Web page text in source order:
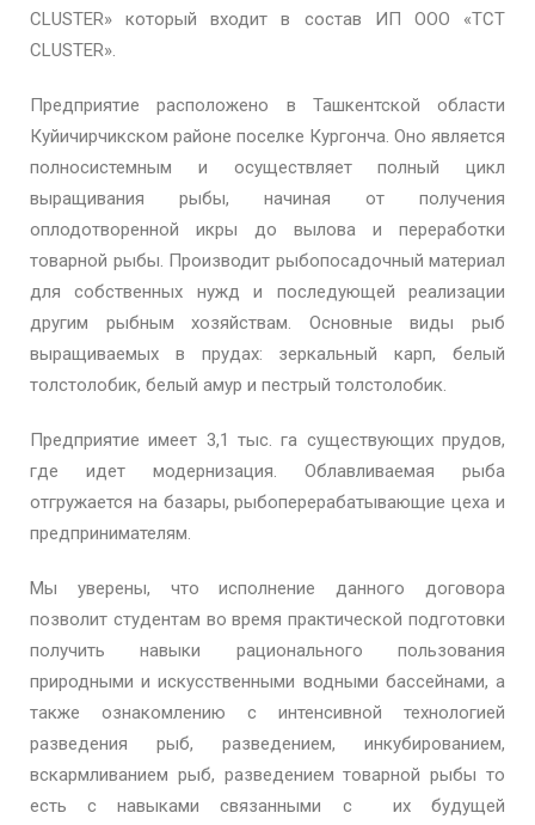
CLUSTER» который входит в состав ИП ООО «TCT
CLUSTER».
Предприятие расположено в Ташкентской области
Куйичирчикском районе поселке Кургонча. Оно является
полносистемным и осуществляет полный цикл
выращивания рыбы, начиная от получения
оплодотворенной икры до вылова и переработки
товарной рыбы. Производит рыбопосадочный материал
для собственных нужд и последующей реализации
другим рыбным хозяйствам. Основные виды рыб
выращиваемых в прудах: зеркальный карп, белый
толстолобик, белый амур и пестрый толстолобик.
Предприятие имеет 3,1 тыс. га существующих прудов,
где идет модернизация. Облавливаемая рыба
отгружается на базары, рыбоперерабатывающие цеха и
предпринимателям.
Мы уверены, что исполнение данного договора
позволит студентам во время практической подготовки
получить навыки рационального пользования
природными и искусственными водными бассейнами, а
также ознакомлению с интенсивной технологией
разведения рыб, разведением, инкубированием,
вскармливанием рыб, разведением товарной рыбы то
есть с навыками связанными с их будущей